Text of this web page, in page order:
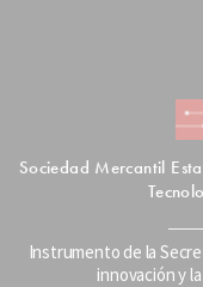
Sociedad Mercantil
Instrumento de la
innovación y